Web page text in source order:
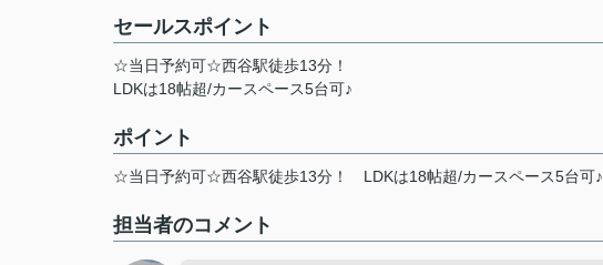
セールスポイント
☆当日予約可☆西谷駅徒歩13分！
LDKは18帖超/カースペース5台可♪
ポイント
☆当日予約可☆西谷駅徒歩13分！ LDKは18帖超/カースペース5台可♪
担当者のコメント